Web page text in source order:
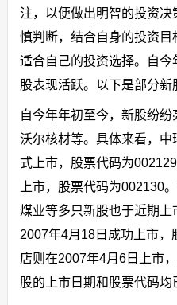
注，以便做出明智的投资
慎判断，结合自身的投资
适合自己的投资选择。自
股表现活跃。以下是部分新
自今年年初至今，新股纷纷
沃尔核材等。具体来看，
式上市，股票代码为
上市，股票代码为002130
煤业等多只新股也于近期
2007年4月18日成功上市
店则在2007年4月6日上市
股的上市日期和股票代码均